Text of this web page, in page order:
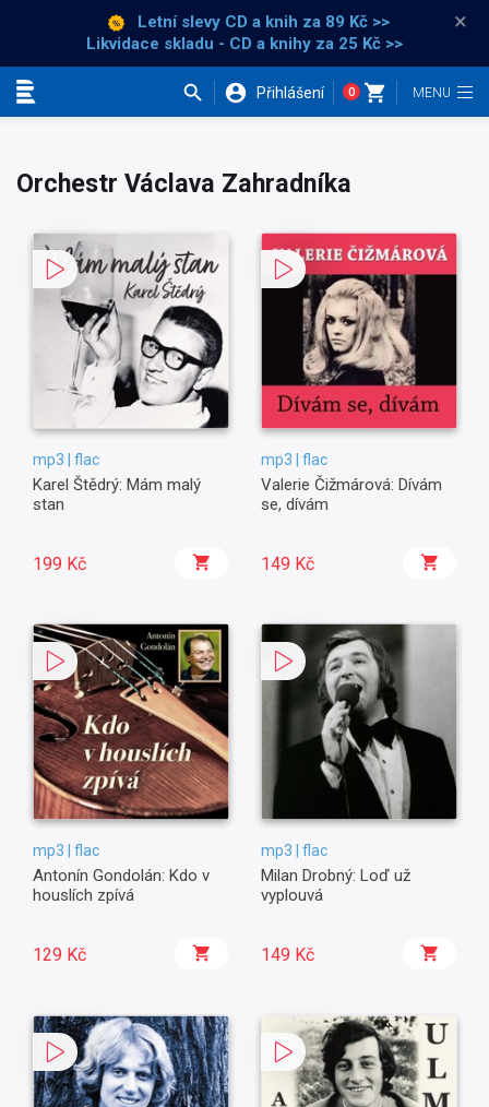
Letní slevy CD a knih za 89 Kč >>
Likvidace skladu - CD a knihy za 25 Kč >>
×
Přihlášení 0
Orchestr Václava Zahradníka
mp3 | flac
Karel Štědrý: Mám malý
stan
199 Kč
mp3 | flac
Valerie Čižmárová: Dívám
se, dívám
149 Kč
mp3 | flac
Antonín Gondolán: Kdo v
houslích zpívá
129 Kč
mp3 | flac
Milan Drobný: Loď už
vyplouvá
149 Kč